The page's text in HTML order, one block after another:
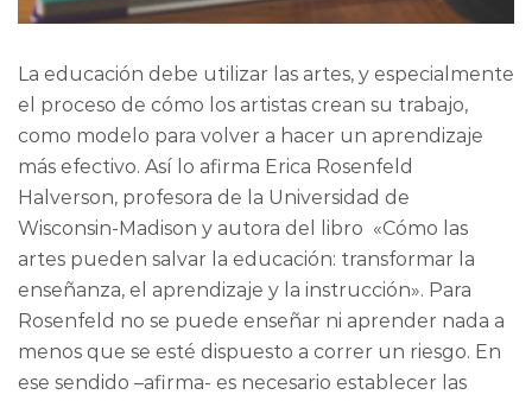
La educación debe utilizar las artes, y especialmente
el proceso de cómo los artistas crean su trabajo,
como modelo para volver a hacer un aprendizaje
más efectivo. Así lo afirma Erica Rosenfeld
Halverson, profesora de la Universidad de
Wisconsin-Madison y autora del libro «Cómo las
artes pueden salvar la educación: transformar la
enseñanza, el aprendizaje y la instrucción». Para
Rosenfeld no se puede enseñar ni aprender nada a
menos que se esté dispuesto a correr un riesgo. En
ese sendido –afirma- es necesario establecer las